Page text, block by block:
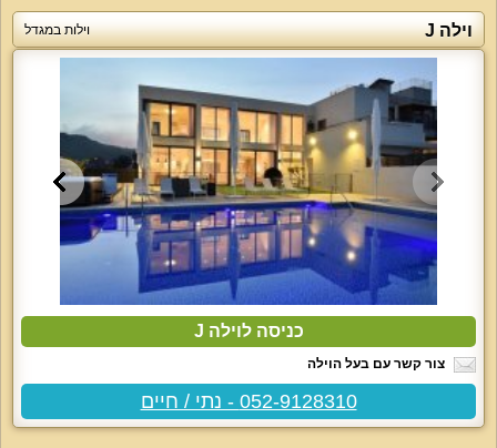
וילה J וילות במגדל
כניסה לוילה J
צור קשר עם בעל הוילה
052-9128310 - נתי / חיים